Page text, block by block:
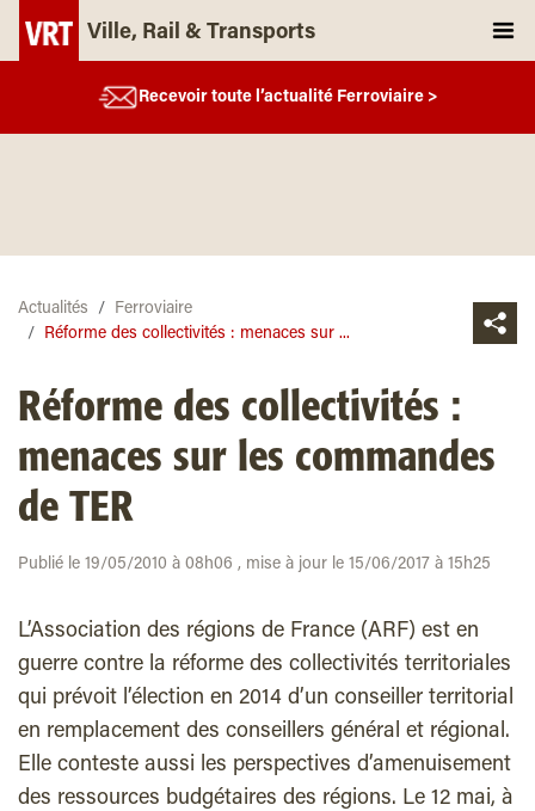
Ville, Rail & Transports
Recevoir toute l’actualité Ferroviaire >
Actualités
Ferroviaire
Réforme des collectivités : menaces sur ...
Réforme des collectivités :
menaces sur les commandes
de TER
Publié le 19/05/2010 à 08h06 , mise à jour le 15/06/2017 à 15h25
L’Association des régions de France (ARF) est en
guerre contre la réforme des collectivités territoriales
qui prévoit l’élection en 2014 d’un conseiller territorial
en remplacement des conseillers général et régional.
Elle conteste aussi les perspectives d’amenuisement
des ressources budgétaires des régions. Le 12 mai, à